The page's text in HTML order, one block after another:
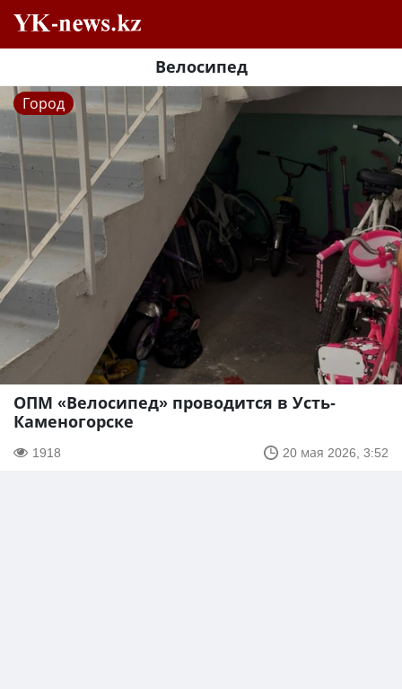
Велосипед
Город
ОПМ «Велосипед» проводится в Усть-
Каменогорске
1918 20 мая 2026, 3:52